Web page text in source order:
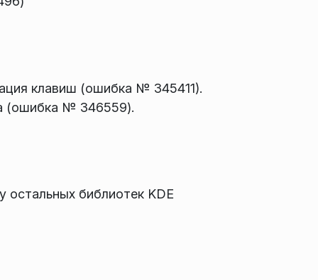
клавиш (ошибка № 345411).
(ошибка № 346559).
остальных библиотек KDE